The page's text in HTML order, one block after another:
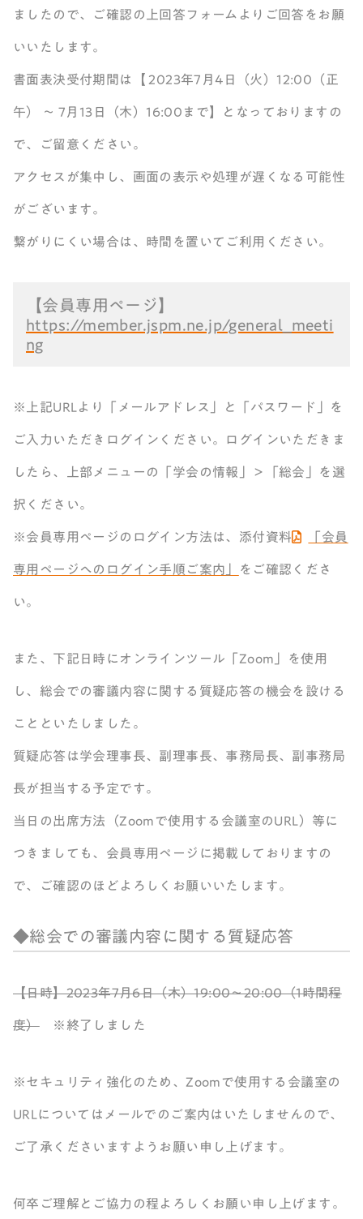
ましたので、ご確認の上回答フォームよりご回答をお願
いいたします。
書面表決受付期間は【 2023年7月4日（火）12:00（正
午） ～ 7月13日（木）16:00まで】となっておりますの
で、ご留意ください。
アクセスが集中し、画面の表示や処理が遅くなる可能性
がございます。
繋がりにくい場合は、時間を置いてご利用ください。
【会員専用ページ】
https://member.jspm.ne.jp/general_meeti
ng
※上記URLより「メールアドレス」と「パスワード」を
ご入力いただきログインください。ログインいただきま
したら、上部メニューの「学会の情報」＞「総会」を選
択ください。
※会員専用ページのログイン方法は、添付資料 「会員
専用ページへのログイン手順ご案内」 をご確認くださ
い。
また、下記日時にオンラインツール「Zoom」を使用
し、総会での審議内容に関する質疑応答の機会を設ける
ことといたしました。
質疑応答は学会理事長、副理事長、事務局長、副事務局
長が担当する予定です。
当日の出席方法（Zoomで使用する会議室のURL）等に
つきましても、会員専用ページに掲載しておりますの
で、ご確認のほどよろしくお願いいたします。
◆総会での審議内容に関する質疑応答
【日時】2023年7月6日（木）19:00～20:00（1時間程
度）※終了しました
※セキュリティ強化のため、Zoomで使用する会議室の
URLについてはメールでのご案内はいたしませんので、
ご了承くださいますようお願い申し上げます。
何卒ご理解とご協力の程よろしくお願い申し上げます。